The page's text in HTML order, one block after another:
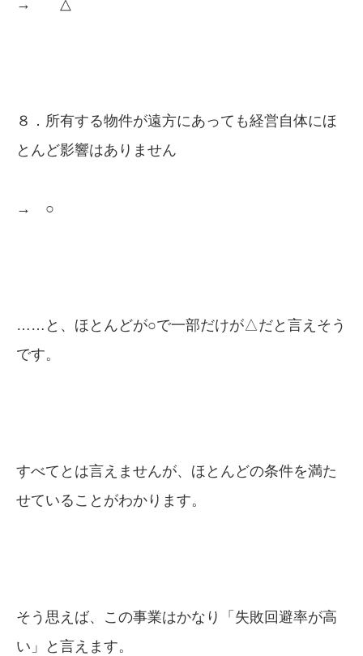
→ △
８．所有する物件が遠方にあっても経営自体にほ
とんど影響はありません
→ ○
……と、ほとんどが○で一部だけが△だと言えそう
です。
すべてとは言えませんが、ほとんどの条件を満た
せていることがわかります。
そう思えば、この事業はかなり「失敗回避率が高
い」と言えます。